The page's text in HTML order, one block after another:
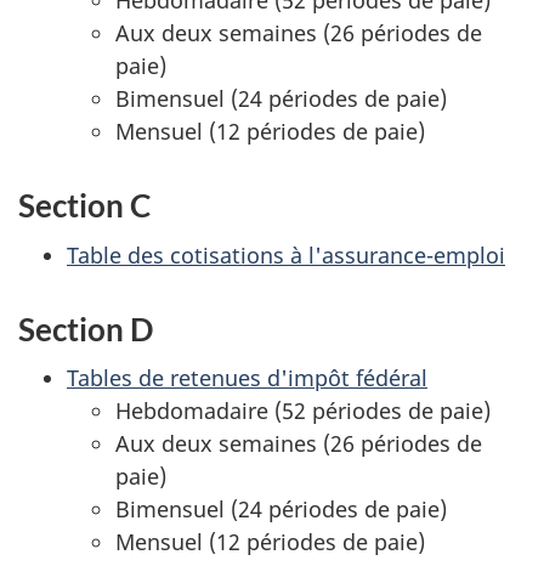
Aux deux semaines (26 périodes de
paie)
Bimensuel (24 périodes de paie)
Mensuel (12 périodes de paie)
Section C
Table des cotisations à l'assurance-emploi
Section D
Tables de retenues d'impôt fédéral
Hebdomadaire (52 périodes de paie)
Aux deux semaines (26 périodes de
paie)
Bimensuel (24 périodes de paie)
Mensuel (12 périodes de paie)